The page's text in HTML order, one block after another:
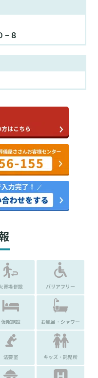
−８
葬場併設 バリアフリー
仮眠施設 お風呂・シャワー
法要室 キッズ・託児所